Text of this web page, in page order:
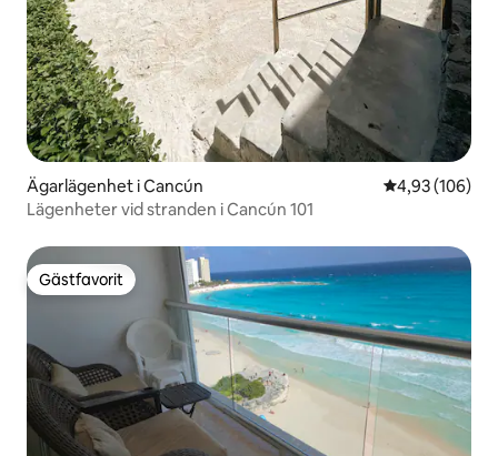
Ägarlägenhet i Cancún 4,93 av 5 i
4,93 (106)
Lägenheter vid stranden i Cancún 101
Gästfavorit
Gästfavorit